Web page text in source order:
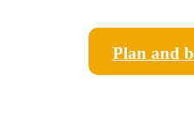
Plan and